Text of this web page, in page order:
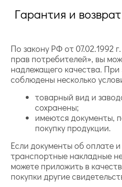
Гарантия и
По закону РФ от 07.02.1992
прав потребителей», вы
надлежащего качества.
соблюдены несколько
товарный вид и
сохранены;
имеются документы,
покупку продукции.
Если документы об оплате
транспортные накладные
можете приложить в
покупки другие